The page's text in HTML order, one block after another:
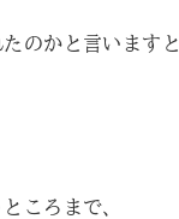
たのかと言います
ころまで、